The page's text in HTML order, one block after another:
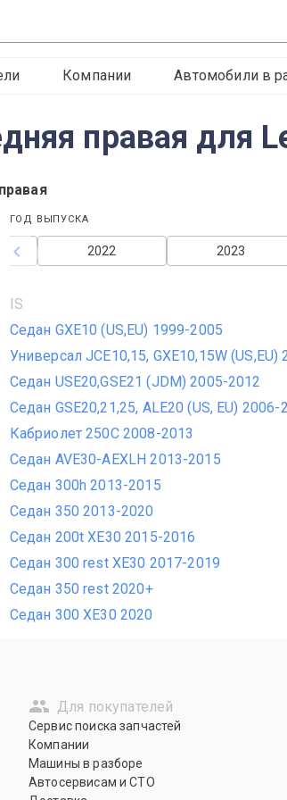
Компании Автомобили в
правая для
ГОД ВЫПУСКА
2023
2022
IS
Седан GXE10 (US,EU) 1999-2005
Универсал JCE10,15, GXE10,15W (US,EU)
Седан USE20,GSE21 (JDM) 2005-2012
Седан GSE20,21,25, ALE20 (US, EU) 2006-
Кабриолет 250C 2008-2013
Седан AVE30-AEXLH 2013-2015
Седан 300h 2013-2015
Седан 350 2013-2020
Седан 200t XE30 2015-2016
Седан 300 rest XE30 2017-2019
Седан 350 rest 2020+
Седан 300 XE30 2020
Для покупателей
Сервис поиска запчастей
Компании
Машины в разборе
Автосервисам и СТО